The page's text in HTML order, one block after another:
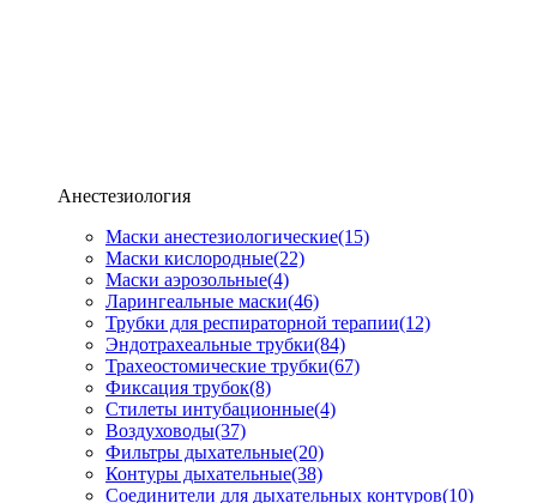
Анестезиология
Маски анестезиологические(15)
Маски кислородные(22)
Маски аэрозольные(4)
Ларингеальные маски(46)
Трубки для респираторной терапии(12)
Эндотрахеальные трубки(84)
Трахеостомические трубки(67)
Фиксация трубок(8)
Стилеты интубационные(4)
Воздуховоды(37)
Фильтры дыхательные(20)
Контуры дыхательные(38)
Соединители для дыхательных контуров(10)